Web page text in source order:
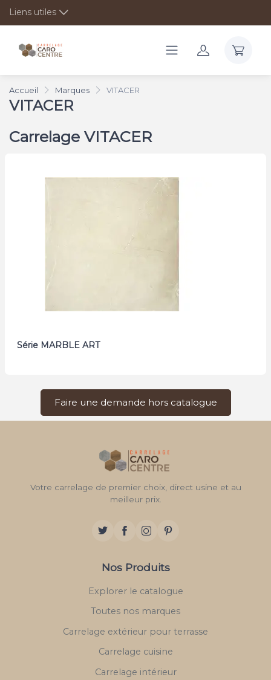
Liens utiles
Accueil Marques VITACER
VITACER
Carrelage VITACER
Série MARBLE ART
Faire une demande hors catalogue
Votre carrelage de premier choix, direct usine et au
meilleur prix.
Nos Produits
Explorer le catalogue
Toutes nos marques
Carrelage extérieur pour terrasse
Carrelage cuisine
Carrelage intérieur